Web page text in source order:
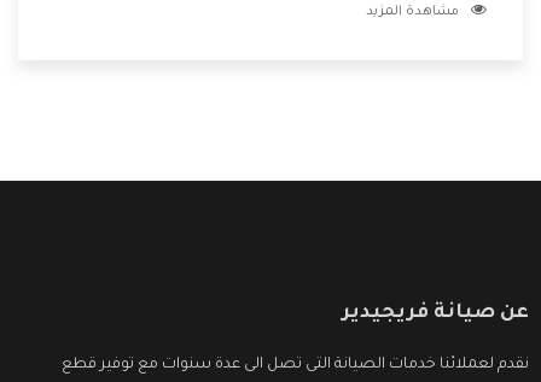
الشركة بها والتى تكون منها خدمة الصيانة التى تكون من أهم
مشاهدة المزيد
عن صيانة فريجيدير
نقدم لعملائنا خدمات الصيانة التى تصل الى عدة سنوات مع توفير قطع